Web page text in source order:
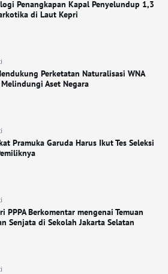
Penangkapan Kapal Penyelundup 1,3
di Laut Kepri
Perketatan Naturalisasi WNA
Aset Negara
Pramuka Garuda Harus Ikut Tes Seleksi
PPPA Berkomentar mengenai Temuan
Senjata di Sekolah Jakarta Selatan